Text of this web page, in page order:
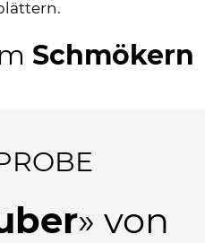
Schmökern
» von